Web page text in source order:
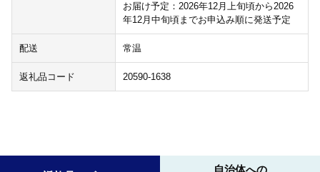
お届け予定：2026年12月上旬頃から2026
年12月中旬頃までお申込み順に発送予定
配送 常温
返礼品コード 20590-1638
自治体への